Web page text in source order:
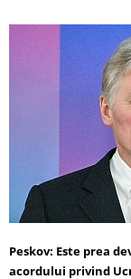
Peskov: Este prea
acordului privind